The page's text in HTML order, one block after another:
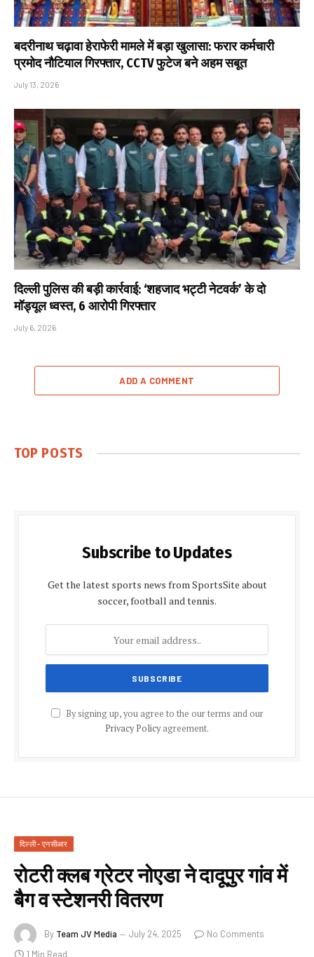
बदरीनाथ चढ़ावा हेराफेरी मामले में बड़ा खुलासा: फरार कर्मचारी
प्रमोद नौटियाल गिरफ्तार, CCTV फुटेज बने अहम सबूत
July 13, 2026
दिल्ली पुलिस की बड़ी कार्रवाई: ‘शहजाद भट्टी नेटवर्क’ के दो
मॉड्यूल ध्वस्त, 6 आरोपी गिरफ्तार
July 6, 2026
ADD A COMMENT
TOP POSTS
Subscribe to Updates
Get the latest sports news from SportsSite about
soccer, football and tennis.
By signing up, you agree to the our terms and our
Privacy Policyagreement.
दिल्ली - एनसीआर
रोटरी क्लब ग्रेटर नोएडा ने दादूपुर गांव में
बैग व स्टेशनरी वितरण
By Team JV Media July 24, 2025
No Comments
1 Min Read